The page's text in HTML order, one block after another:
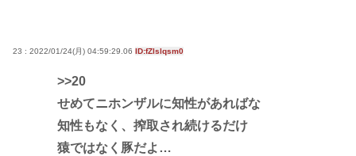
23 : 2022/01/24(月) 04:59:29.06 ID:fZlslqsm0
>>20
せめてニホンザルに知性があればな
知性もなく、搾取され続けるだけ
猿ではなく豚だよ…